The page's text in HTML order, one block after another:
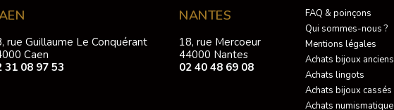
rue Guillaume Le Conquérant
Caen
31 08 97 53
NANTES
18, rue Mercoeur
44000 Nantes
02 40 48 69 08
FAQ & poinçons
Qui sommes-nous ?
Mentions légales
Achats bijoux anciens
Achats lingots
Achats bijoux cassés
Achats numismatique